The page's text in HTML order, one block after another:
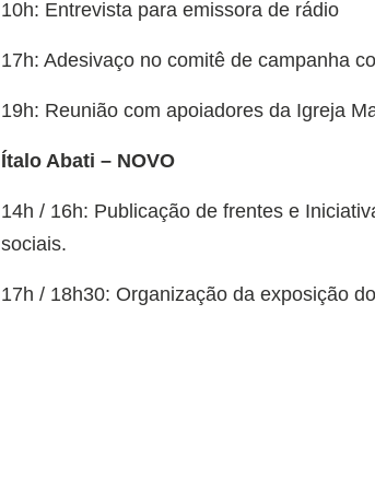
10h: Entrevista para emissora de rádio
17h: Adesivaço no comitê de campanha
19h: Reunião com apoiadores da Igreja
Ítalo Abati – NOVO
14h / 16h: Publicação de frentes e
sociais.
17h / 18h30: Organização da exposição